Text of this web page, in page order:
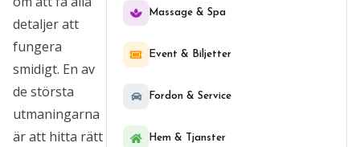
detaljer att
fungera
smidigt. En av
de största
utmaningarna
är att hitta rätt
Massage & Spa
Event & Biljetter
Fordon & Service
Hem & Tjanster